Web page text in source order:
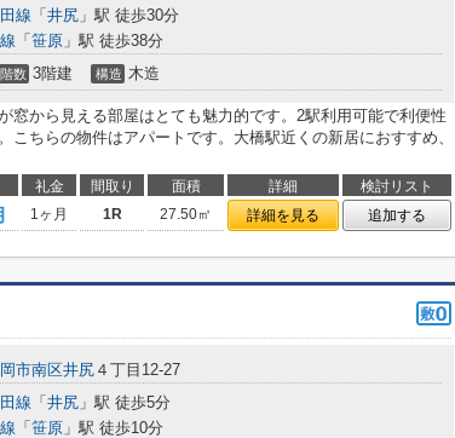
線 「 井尻 」駅 徒歩30分
「 笹原 」駅 徒歩38分
階数 3階建 構造 木造
窓から見える部屋はとても魅力的です。2駅利用可能で利便性
こちらの物件はアパートです。大橋駅近くの新居におすすめ、
礼金 間取り 面積 詳細
検討リスト
1ヶ月 1R 27.50㎡ 詳細を見る 追加する
市南区井尻 ４丁目12-27
線 「 井尻 」駅 徒歩5分
「 笹原 」駅 徒歩10分